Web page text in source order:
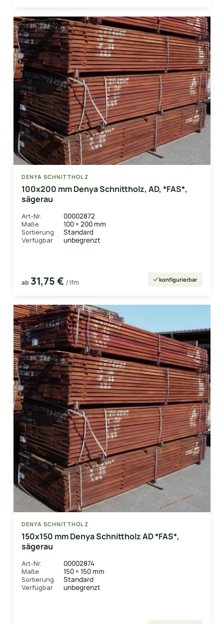
DENYA SCHNITTHOLZ
100x200 mm Denya Schnittholz, AD, *FAS*,
sägerau
Art-Nr. 00002872
Maße 100 × 200 mm
Sortierung Standard
Verfügbar unbegrenzt
ab 31,75 € / lfm konfigurierbar
DENYA SCHNITTHOLZ
150x150 mm Denya Schnittholz AD *FAS*,
sägerau
Art-Nr. 00002874
Maße 150 × 150 mm
Sortierung Standard
Verfügbar unbegrenzt